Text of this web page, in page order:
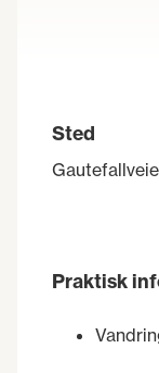
Sted
Praktisk